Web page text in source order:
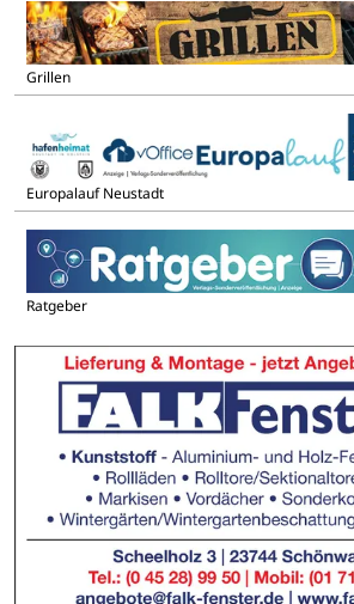
Grillen
Europalauf Neustadt
Ratgeber